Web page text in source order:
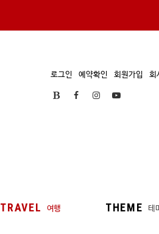
로그인 예약확인 회원가입 회
TRAVEL 여행 THEME 테